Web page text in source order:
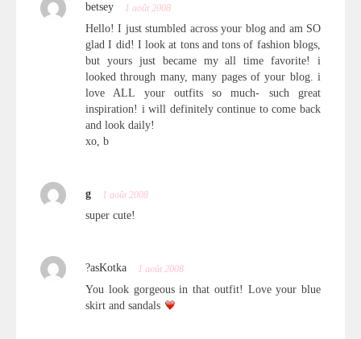
betsey 1 août 2008
Hello! I just stumbled across your blog and am SO
glad I did! I look at tons and tons of fashion blogs,
but yours just became my all time favorite! i
looked through many, many pages of your blog. i
love ALL your outfits so much- such great
inspiration! i will definitely continue to come back
and look daily!
xo, b
g 1 août 2008
super cute!
?asKotka 1 août 2008
You look gorgeous in that outfit! Love your blue
skirt and sandals